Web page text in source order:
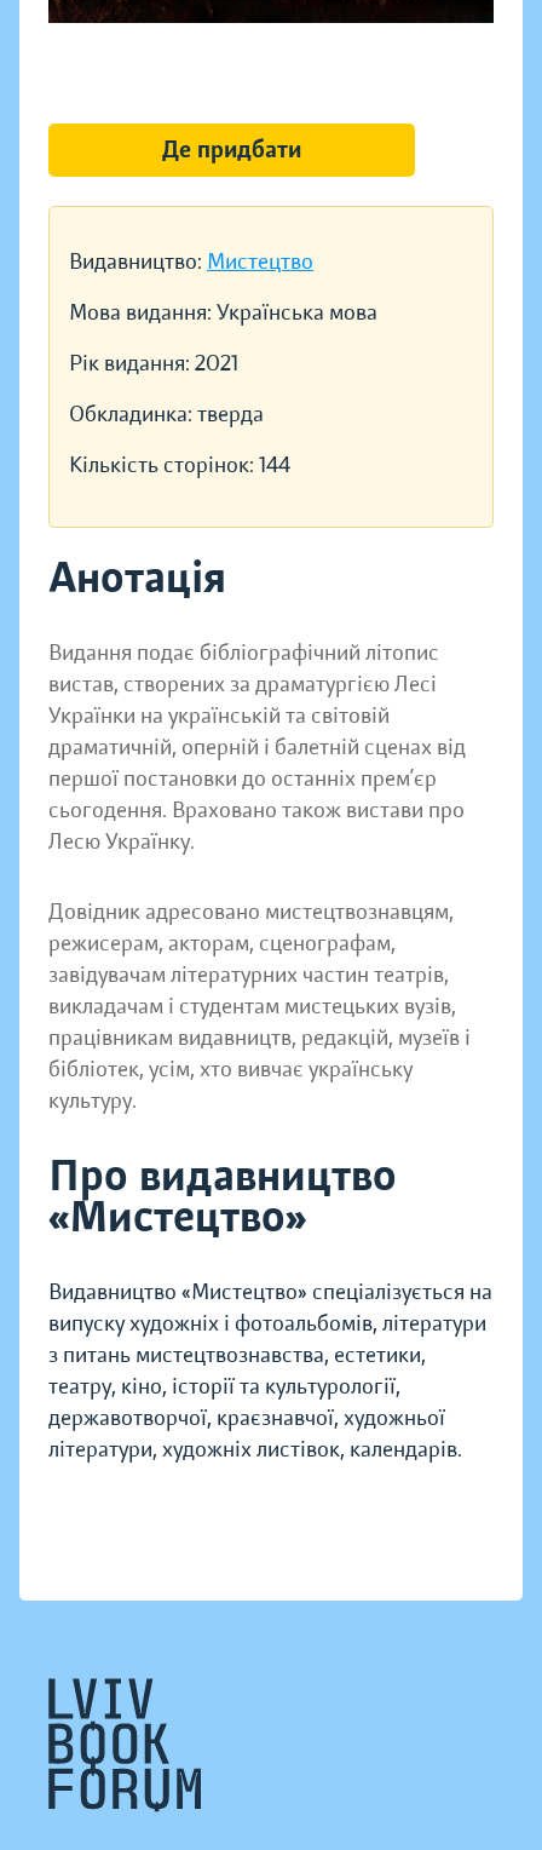
Видавництво: Мистецтво
Мова видання: Українська мова
Рік видання: 2021
Обкладинка: тверда
Кількість сторінок: 144
Анотація
Видання подає бібліографічний літопис
вистав, створених за драматургією Лесі
Українки на українській та світовій
драматичній, оперній і балетній сценах від
першої постановки до останніх прем’єр
сьогодення. Враховано також вистави про
Лесю Українку.
Довідник адресовано мистецтвознавцям,
режисерам, акторам, сценографам,
завідувачам літературних частин театрів,
викладачам і студентам мистецьких вузів,
працівникам видавництв, редакцій, музеїв і
бібліотек, усім, хто вивчає українську
культуру.
Про видавництво
«Мистецтво»
Видавництво «Мистецтво» спеціалізується на
випуску художніх і фотоальбомів, літератури
з питань мистецтвознавства, естетики,
театру, кіно, історії та культурології,
державотворчої, краєзнавчої, художньої
літератури, художніх листівок, календарів.
Де придбати